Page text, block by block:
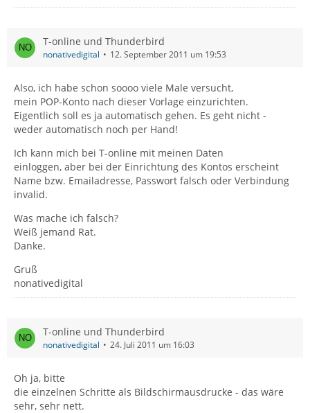
T-online und Thunderbird
nonativedigital 12. September 2011 um 19:53
Also, ich habe schon soooo viele Male versucht,
mein POP-Konto nach dieser Vorlage einzurichten.
Eigentlich soll es ja automatisch gehen. Es geht nicht -
weder automatisch noch per Hand!
Ich kann mich bei T-online mit meinen Daten
einloggen, aber bei der Einrichtung des Kontos erscheint
Name bzw. Emailadresse, Passwort falsch oder Verbindung
invalid.
Was mache ich falsch?
Weiß jemand Rat.
Danke.
Gruß
nonativedigital
T-online und Thunderbird
nonativedigital 24. Juli 2011 um 16:03
Oh ja, bitte
die einzelnen Schritte als Bildschirmausdrucke - das wäre
sehr, sehr nett.